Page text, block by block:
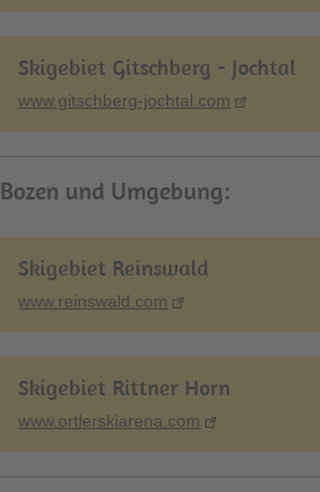
Skigebiet Gitschberg - Jochtal
www.gitschberg-jochtal.com
Bozen und Umgebung:
Skigebiet Reinswald
www.reinswald.com
Skigebiet Rittner Horn
www.ortlerskiarena.com